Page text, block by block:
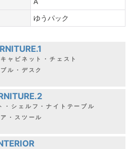
ゆうパック
ャビネット・チェスト
ル・デスク
・シェルフ・ナイトテーブル
・スツール